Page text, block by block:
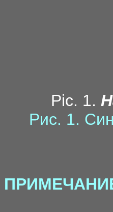
Pic. 1.
Рис. 1.